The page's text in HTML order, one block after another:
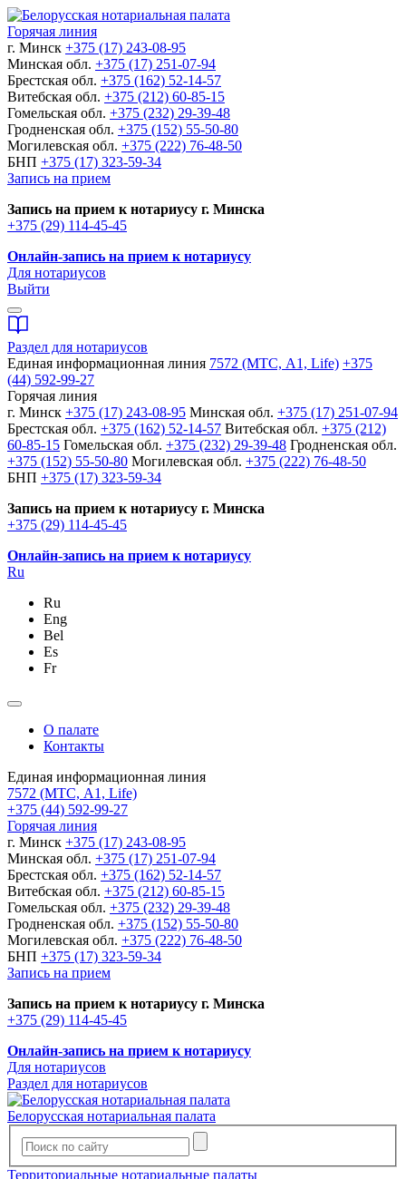
Горячая линия
г. Минск +375 (17) 243-08-95
Минская обл. +375 (17) 251-07-94
Брестская обл. +375 (162) 52-14-57
Витебская обл. +375 (212) 60-85-15
Гомельская обл. +375 (232) 29-39-48
Гродненская обл. +375 (152) 55-50-80
Могилевская обл. +375 (222) 76-48-50
БНП +375 (17) 323-59-34
Запись на прием
Запись на прием к нотариусу г. Минска
+375 (29) 114-45-45
Онлайн-запись на прием к нотариусу
Для нотариусов
Выйти
Раздел для нотариусов
Единая информационная линия 7572 (МТС, A1, Life) +375
(44) 592-99-27
Горячая линия
г. Минск +375 (17) 243-08-95 Минская обл. +375 (17) 251-07-94
Брестская обл. +375 (162) 52-14-57 Витебская обл. +375 (212)
60-85-15 Гомельская обл. +375 (232) 29-39-48 Гродненская обл.
+375 (152) 55-50-80 Могилевская обл. +375 (222) 76-48-50
БНП +375 (17) 323-59-34
Запись на прием к нотариусу г. Минска
+375 (29) 114-45-45
Онлайн-запись на прием к нотариусу
Ru
Ru
Eng
Bel
Es
Fr
О палате
Контакты
Единая информационная линия
7572 (МТС, A1, Life)
+375 (44) 592-99-27
Горячая линия
г. Минск +375 (17) 243-08-95
Минская обл. +375 (17) 251-07-94
Брестская обл. +375 (162) 52-14-57
Витебская обл. +375 (212) 60-85-15
Гомельская обл. +375 (232) 29-39-48
Гродненская обл. +375 (152) 55-50-80
Могилевская обл. +375 (222) 76-48-50
БНП +375 (17) 323-59-34
Запись на прием
Запись на прием к нотариусу г. Минска
+375 (29) 114-45-45
Онлайн-запись на прием к нотариусу
Для нотариусов
Раздел для нотариусов
Белорусская нотариальная палата
Территориальные нотариальные палаты